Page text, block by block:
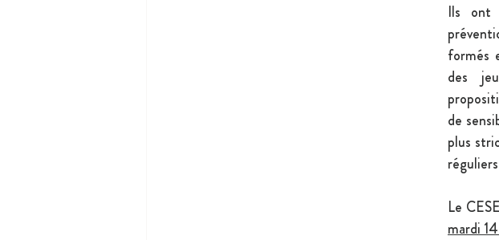
Ils ont
formés
des
de
plus
Le
mardi